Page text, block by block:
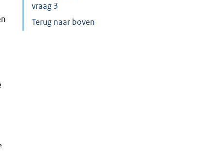
vraag 3
Terug naar boven